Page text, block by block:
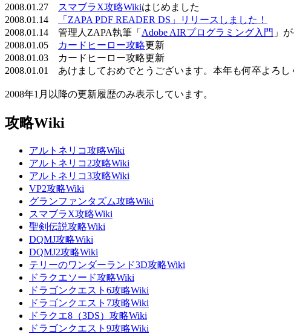
2008.01.27
スマブラX攻略Wikiはじめました
2008.01.14
「ZAPA PDF READER DS」リリースしました！
2008.01.14 管理人ZAPA執筆「 Adobe AIRプログラミング入門 」
2008.01.05
カードヒーロー攻略更新
2008.01.03 カードヒーロー攻略更新
2008.01.01 あけましておめでとうございます。本年も何卒よろし
2008年1月以降の更新履歴のみ表示しています。
攻略Wiki
アルトネリコ攻略Wiki
アルトネリコ2攻略Wiki
アルトネリコ3攻略Wiki
VP2攻略Wiki
グランファンタズム攻略Wiki
スマブラX攻略Wiki
聖剣伝説攻略Wiki
DQMJ攻略Wiki
DQMJ2攻略Wiki
テリーのワンダーランド3D攻略Wiki
ドラクエソード攻略Wiki
ドラゴンクエスト6攻略Wiki
ドラゴンクエスト7攻略Wiki
ドラクエ8（3DS）攻略Wiki
ドラゴンクエスト9攻略Wiki